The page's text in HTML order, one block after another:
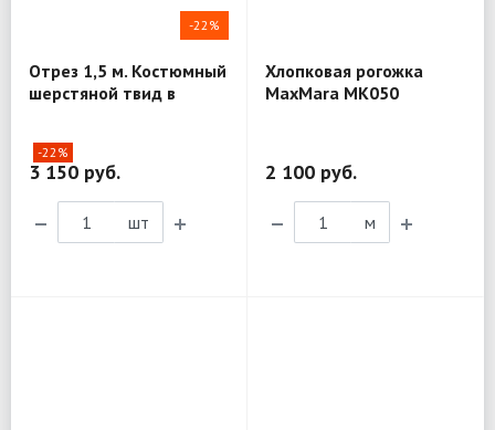
-22%
Отрез 1,5 м. Костюмный
шерстяной твид в
-22%
3 150 руб.
шт
Хлопковая рогожка
MaxMara MK050
2 100 руб.
м